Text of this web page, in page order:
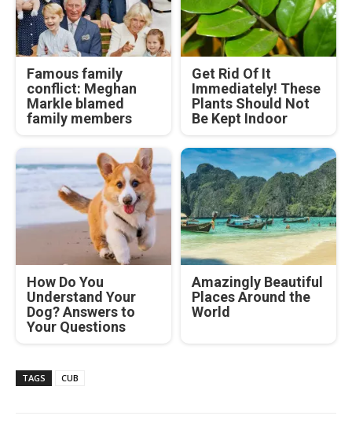
Famous family
conflict: Meghan
Markle blamed
family members
Get Rid Of It
Immediately! These
Plants Should Not
Be Kept Indoor
How Do You
Understand Your
Dog? Answers to
Your Questions
Amazingly Beautiful
Places Around the
World
TAGS CUB